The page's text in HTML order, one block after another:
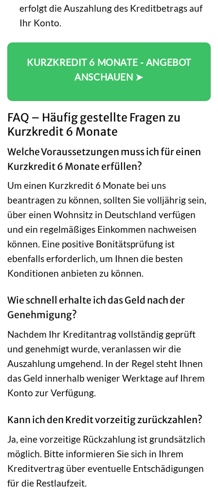
erfolgt die Auszahlung des Kreditbetrags auf
Ihr Konto.
KURZKREDIT 6 MONATE - ANGEBOT
ANSCHAUEN ➤
FAQ – Häufig gestellte Fragen zu
Kurzkredit 6 Monate
Welche Voraussetzungen muss ich für einen
Kurzkredit 6 Monate erfüllen?
Um einen Kurzkredit 6 Monate bei uns
beantragen zu können, sollten Sie volljährig sein,
über einen Wohnsitz in Deutschland verfügen
und ein regelmäßiges Einkommen nachweisen
können. Eine positive Bonitätsprüfung ist
ebenfalls erforderlich, um Ihnen die besten
Konditionen anbieten zu können.
Wie schnell erhalte ich das Geld nach der
Genehmigung?
Nachdem Ihr Kreditantrag vollständig geprüft
und genehmigt wurde, veranlassen wir die
Auszahlung umgehend. In der Regel steht Ihnen
das Geld innerhalb weniger Werktage auf Ihrem
Konto zur Verfügung.
Kann ich den Kredit vorzeitig zurückzahlen?
Ja, eine vorzeitige Rückzahlung ist grundsätzlich
möglich. Bitte informieren Sie sich in Ihrem
Kreditvertrag über eventuelle Entschädigungen
für die Restlaufzeit.